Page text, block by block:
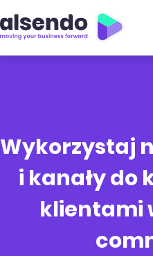
Wykorzystaj
i kanały do
klientami